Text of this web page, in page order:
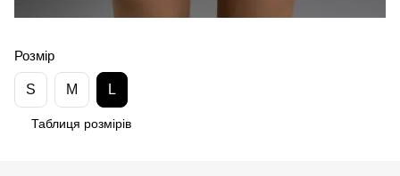
Розмір
S M L
Таблиця розмірів